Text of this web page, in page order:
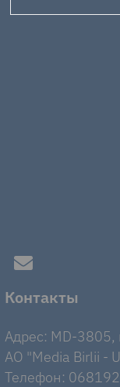
Контакты
Адрес: MD-
AO "Media Birlii -
Телефон: